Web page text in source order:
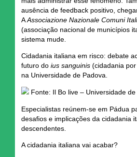
ausência de feedback positivo,
AAssociazione Nazionale Comuni
(associação nacional de municípios
sistema mude.
Cidadania italiana em risco: debate
futuro do ius sanguinis(cidadania por
na Universidade de Padova.
Fonte: Il Bo live – Universidade de
Especialistas reúnem-se em Pádua
desafios e implicações da cidadania
descendentes.
A cidadania italiana vai acabar?